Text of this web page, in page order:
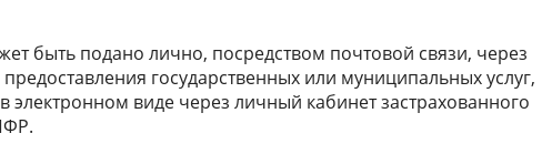
быть подано лично, посредством почтовой связи, через
государственных или муниципальных услуг,
электронном виде через личный кабинет застрахованного